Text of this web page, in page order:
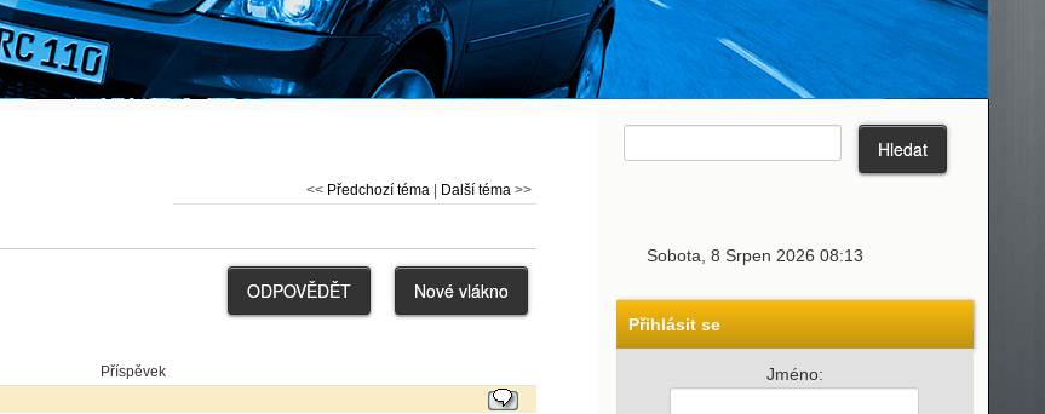
<< Předchozí téma| Další téma>>
Příspěvek
Sobota, 8 Srpen 2026 08:13
Přihlásit se
Jméno: